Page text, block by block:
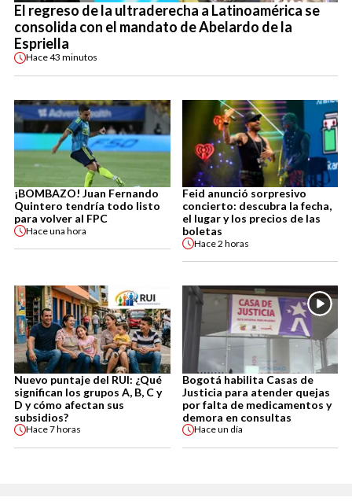
El regreso de la ultraderecha a Latinoamérica se
consolida con el mandato de Abelardo de la
Espriella
Hace43 minutos
¡BOMBAZO! Juan Fernando
Quintero tendría todo listo
para volver al FPC
Haceuna hora
Feid anunció sorpresivo
concierto: descubra la fecha,
el lugar y los precios de las
boletas
Hace2 horas
Nuevo puntaje del RUI: ¿Qué
significan los grupos A, B, C y
D y cómo afectan sus
subsidios?
Hace7 horas
Bogotá habilita Casas de
Justicia para atender quejas
por falta de medicamentos y
demora en consultas
Haceun día